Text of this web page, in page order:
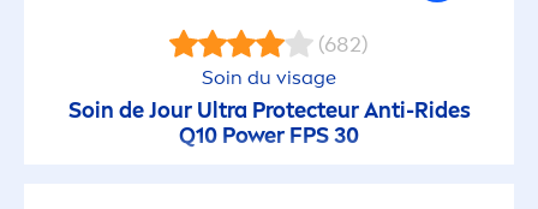
(682)
Soin du visage
Soin de Jour Ultra Protecteur Anti-Rides
Q10 Power FPS 30